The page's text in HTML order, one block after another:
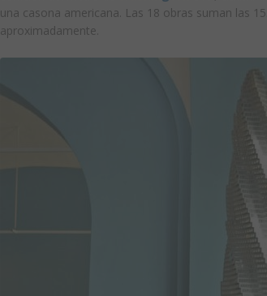
una casona americana. Las 18 obras suman las
aproximadamente.